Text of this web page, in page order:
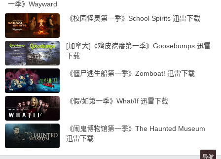
《校园怪灵第一季》School Spirits 迅雷下载
[加拿大]《鸡皮疙瘩第一季》Goosebumps 迅雷
下载
《僵尸逃生船第一季》Zomboat! 迅雷下载
《假/如第一季》What/If 迅雷下载
《闹鬼博物馆第一季》The Haunted Museum
迅雷下载
导航